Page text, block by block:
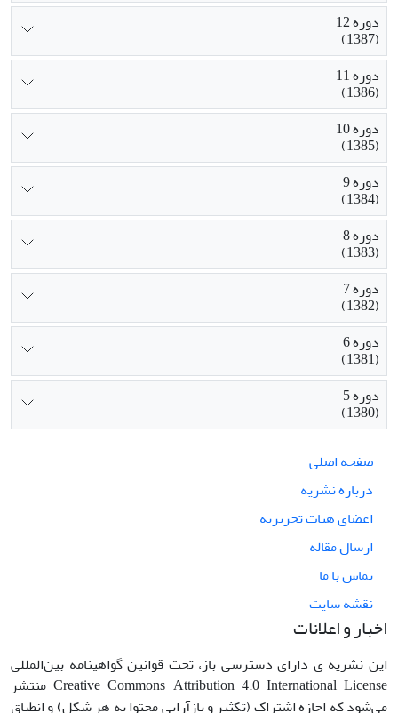
دوره 12
(1387)
دوره 11
(1386)
دوره 10
(1385)
دوره 9
(1384)
دوره 8
(1383)
دوره 7
(1382)
دوره 6
(1381)
دوره 5
(1380)
صفحه اصلی
درباره نشریه
اعضای هیات تحریریه
ارسال مقاله
تماس با ما
نقشه سایت
اخبار و اعلانات
این نشریه ی دارای دسترسی باز، تحت قوانین گواهینامه بین‌المللی
Creative Commons Attribution 4.0 International License منتشر
می‌شود که اجازه اشتراک (تکثیر و بازآرایی محتوا به هر شکل) و انطباق